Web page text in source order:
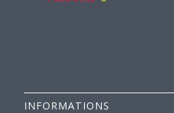
INFORMATIONS